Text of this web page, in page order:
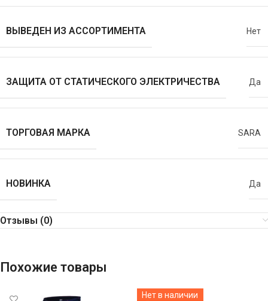
ВЫВЕДЕН ИЗ АССОРТИМЕНТА Нет
ЗАЩИТА ОТ СТАТИЧЕСКОГО ЭЛЕКТРИЧЕСТВА Да
ТОРГОВАЯ МАРКА SARA
НОВИНКА Да
Отзывы (0)
Похожие товары
Нет в наличии